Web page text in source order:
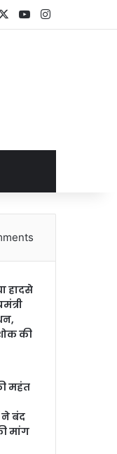
YouTubeInstagram
हादसे
की
महंत
ने बंद
मांग